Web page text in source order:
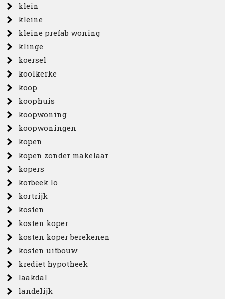
klein
kleine
kleine prefab woning
klinge
koersel
koolkerke
koop
koophuis
koopwoning
koopwoningen
kopen
kopen zonder makelaar
kopers
korbeek lo
kortrijk
kosten
kosten koper
kosten koper berekenen
kosten uitbouw
krediet hypotheek
laakdal
landelijk